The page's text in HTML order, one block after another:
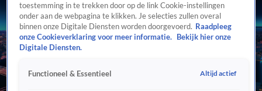
toestemming in te trekken door op de link Cookie-instellingen
onder aan de webpagina te klikken. Je selecties zullen overal
binnen onze Digitale Diensten worden doorgevoerd. Raadpleeg
onze Cookieverklaring voor meer informatie.
Bekijk hier onze
Digitale Diensten.
Functioneel & Essentieel Altijd actief